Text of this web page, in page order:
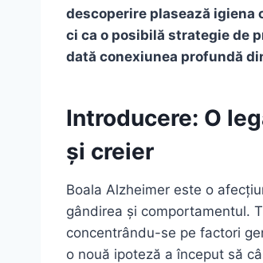
descoperire plasează igiena
ci ca o posibilă strategie de
dată conexiunea profundă
Introducere: O
și creier
Boala Alzheimer este o
gândirea și comportamentul.
concentrându-se pe factori
o nouă ipoteză a început să